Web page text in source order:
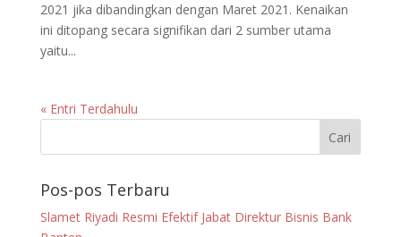
2021 jika dibandingkan dengan Maret 2021. Kenaikan
ini ditopang secara signifikan dari 2 sumber utama
yaitu...
« Entri Terdahulu
Pos-pos Terbaru
Slamet Riyadi Resmi Efektif Jabat Direktur Bisnis Bank